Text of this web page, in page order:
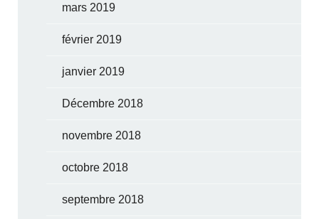
mars 2019
février 2019
janvier 2019
Décembre 2018
novembre 2018
octobre 2018
septembre 2018